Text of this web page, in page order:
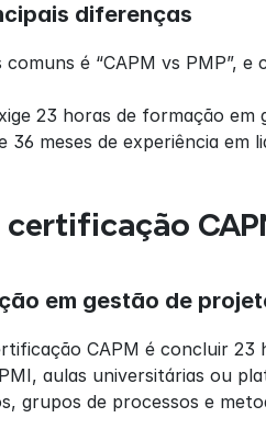
diferenças
comuns é “CAPM vs PMP”, e
23 horas de formação
36 meses de experiência
em gestão de
CAPM é concluir
aulas universitárias ou
grupos de processos e